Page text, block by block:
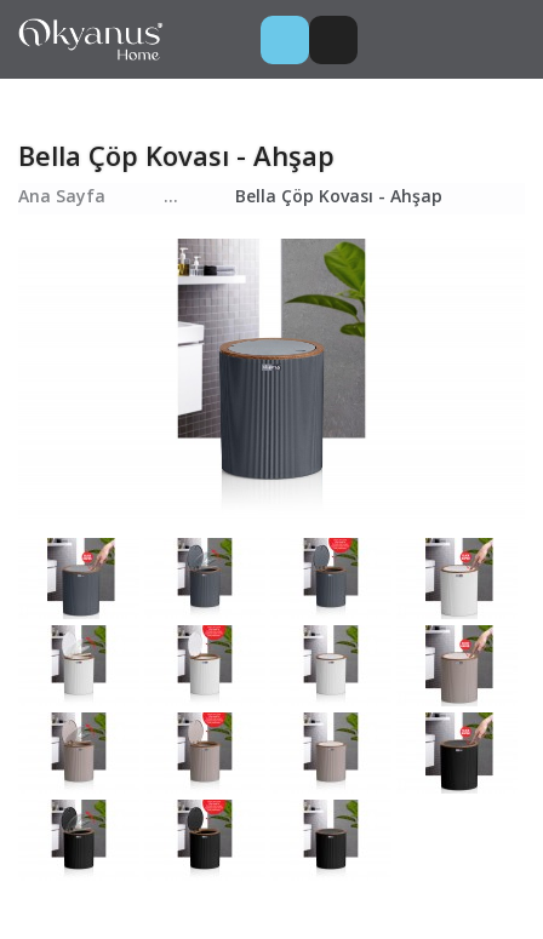
Bella Çöp Kovası - Ahşap
Ana Sayfa ... Bella Çöp Kovası - Ahşap